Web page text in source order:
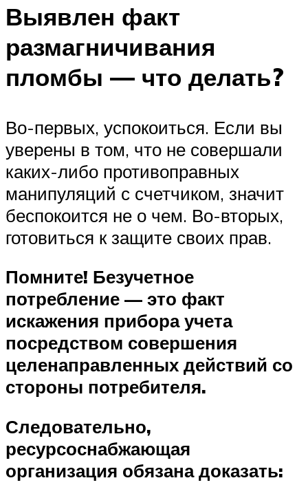
Выявлен факт
размагничивания
пломбы — что делать?
Во-первых, успокоиться. Если вы
уверены в том, что не совершали
каких-либо противоправных
манипуляций с счетчиком, значит
беспокоится не о чем. Во-вторых,
готовиться к защите своих прав.
Помните! Безучетное
потребление — это факт
искажения прибора учета
посредством совершения
целенаправленных действий со
стороны потребителя.
Следовательно,
ресурсоснабжающая
организация обязана доказать: